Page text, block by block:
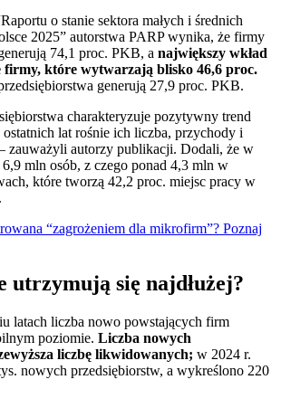
o stanie sektora małych i średnich
2025” autorstwa PARP wynika, że firmy
74,1 proc. PKB, a największy wkład
firmy, które wytwarzają blisko 46,6 proc.
generują 27,9 proc. PKB.
charakteryzuje pozytywny trend
lat rośnie ich liczba, przychody i
zauważyli autorzy publikacji. Dodali, że w
6,9 mln osób, z czego ponad 4,3 mln w
które tworzą 42,2 proc. miejsc pracy w
“zagrożeniem dla mikrofirm”? Poznaj
utrzymują się najdłużej?
latach liczba nowo powstających firm
poziomie. Liczba nowych
liczbę likwidowanych; w 2024 r.
nowych przedsiębiorstw, a wykreślono 220